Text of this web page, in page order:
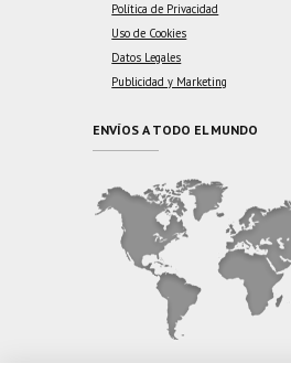
Política de Privacidad
Uso de Cookies
Datos Legales
Publicidad y Marketing
ENVÍOS A TODO EL MUNDO